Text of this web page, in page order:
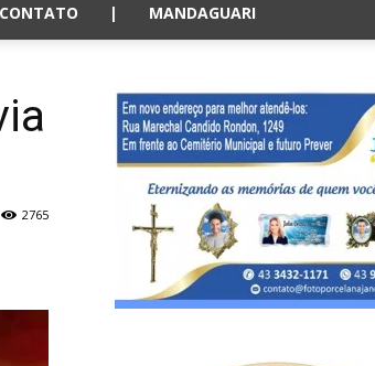
CONTATO | MANDAGUARI
2765